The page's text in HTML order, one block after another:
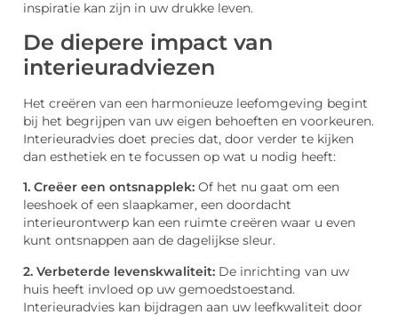
inspiratie kan zijn in uw drukke leven.
De diepere impact van
interieuradviezen
Het creëren van een harmonieuze leefomgeving begint
bij het begrijpen van uw eigen behoeften en voorkeuren.
Interieuradvies doet precies dat, door verder te kijken
dan esthetiek en te focussen op wat u nodig heeft:
1. Creëer een ontsnapplek: Of het nu gaat om een
leeshoek of een slaapkamer, een doordacht
interieurontwerp kan een ruimte creëren waar u even
kunt ontsnappen aan de dagelijkse sleur.
2. Verbeterde levenskwaliteit: De inrichting van uw
huis heeft invloed op uw gemoedstoestand.
Interieuradvies kan bijdragen aan uw leefkwaliteit door